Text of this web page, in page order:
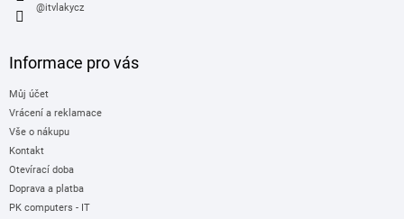
@itvlakycz
Informace pro vás
Můj účet
Vrácení a reklamace
Vše o nákupu
Kontakt
Otevírací doba
Doprava a platba
PK computers - IT